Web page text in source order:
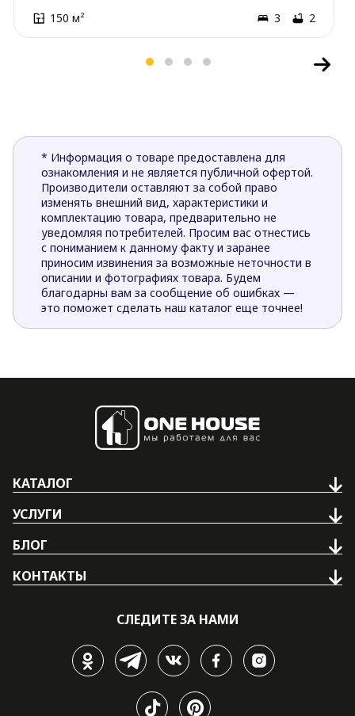
150 м² 3 2
* Информация о товаре предоставлена для
ознакомления и не является публичной офертой.
Производители оставляют за собой право
изменять внешний вид, характеристики и
комплектацию товара, предварительно не
уведомляя потребителей. Просим вас отнестись
с пониманием к данному факту и заранее
приносим извинения за возможные неточности в
описании и фотографиях товара. Будем
благодарны вам за сообщение об ошибках —
это поможет сделать наш каталог еще точнее!
КАТАЛОГ
УСЛУГИ
БЛОГ
КОНТАКТЫ
СЛЕДИТЕ ЗА НАМИ